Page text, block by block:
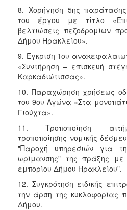
8. Χορήγηση 5ης
του έργου με τίτλο
βελτιώσεις πεζοδρομίων
Δήμου Ηρακλείου».
9. Έγκριση 1ου
«Συντήρηση – επισκευή
Καρκαδιώτισσας».
10. Παραχώρηση χρήσεως
του 9ου Αγώνα «Στα
Γιούχτα».
11. Τροποποίηση
τροποποίησης νομικής
"Παροχή υπηρεσιών για
ωρίμανσης" της πράξης με
εμπορίου Δήμου Ηρακλείου".
12. Συγκρότηση ειδικής
την άρση της κυκλοφορίας
Δήμου.